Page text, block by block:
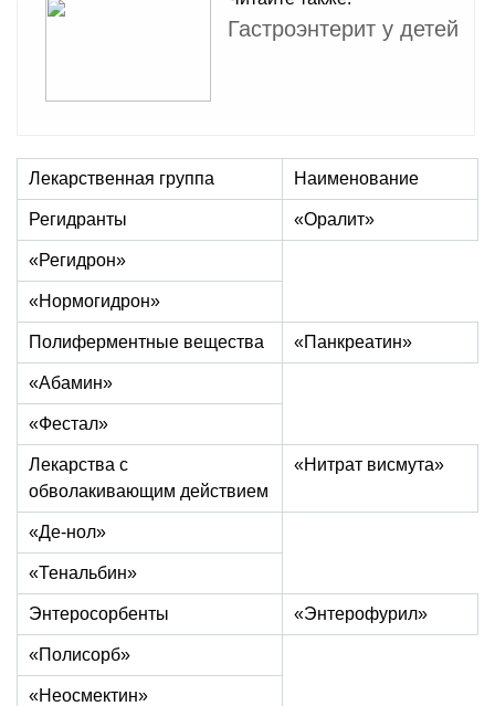
Гастроэнтерит у детей
Лекарственная группа Наименование
Регидранты «Оралит»
«Регидрон»
«Нормогидрон»
Полиферментные вещества «Панкреатин»
«Абамин»
«Фестал»
Лекарства с
обволакивающим действием
«Нитрат висмута»
«Де-нол»
«Тенальбин»
Энтеросорбенты «Энтерофурил»
«Полисорб»
«Неосмектин»